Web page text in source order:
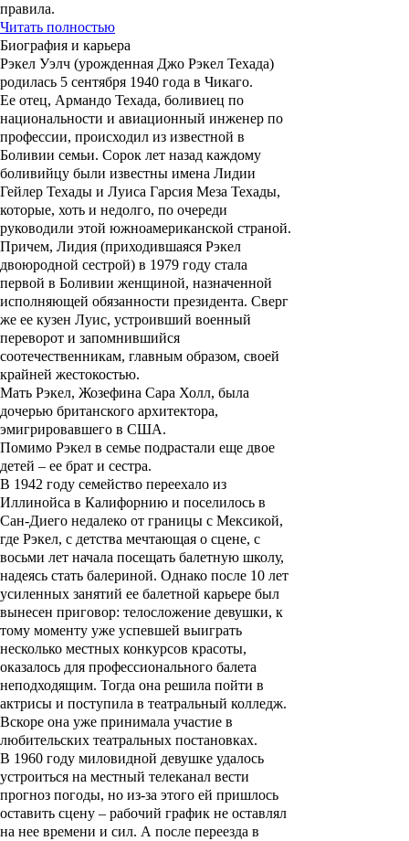
правила.
Читать полностью
Биография и карьера
Рэкел Уэлч (урожденная Джо Рэкел Техада)
родилась 5 сентября 1940 года в Чикаго.
Ее отец, Армандо Техада, боливиец по
национальности и авиационный инженер по
профессии, происходил из известной в
Боливии семьи. Сорок лет назад каждому
боливийцу были известны имена Лидии
Гейлер Техады и Луиса Гарсия Меза Техады,
которые, хоть и недолго, по очереди
руководили этой южноамериканской страной.
Причем, Лидия (приходившаяся Рэкел
двоюродной сестрой) в 1979 году стала
первой в Боливии женщиной, назначенной
исполняющей обязанности президента. Сверг
же ее кузен Луис, устроивший военный
переворот и запомнившийся
соотечественникам, главным образом, своей
крайней жестокостью.
Мать Рэкел, Жозефина Сара Холл, была
дочерью британского архитектора,
эмигрировавшего в США.
Помимо Рэкел в семье подрастали еще двое
детей – ее брат и сестра.
В 1942 году семейство переехало из
Иллинойса в Калифорнию и поселилось в
Сан-Диего недалеко от границы с Мексикой,
где Рэкел, с детства мечтающая о сцене, с
восьми лет начала посещать балетную школу,
надеясь стать балериной. Однако после 10 лет
усиленных занятий ее балетной карьере был
вынесен приговор: телосложение девушки, к
тому моменту уже успевшей выиграть
несколько местных конкурсов красоты,
оказалось для профессионального балета
неподходящим. Тогда она решила пойти в
актрисы и поступила в театральный колледж.
Вскоре она уже принимала участие в
любительских театральных постановках.
В 1960 году миловидной девушке удалось
устроиться на местный телеканал вести
прогноз погоды, но из-за этого ей пришлось
оставить сцену – рабочий график не оставлял
на нее времени и сил. А после переезда в